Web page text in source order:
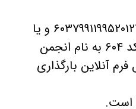
داوطلبان ثبت‌نام در این کارگاه مي­بايست مبلغ ثبت‌نام را به شماره کارت ۶۰۳۷۹۹۱۱۹۹۵۲۰۱۲۷ و یا
شماره حساب ۰۱۰۵۷۹۴۵۳۴۰۰۵ بانک ملی ایران، شعبه فلسطین شمالی، کد ۶۰۴ به نام انجمن
آنلاین بارگذاری